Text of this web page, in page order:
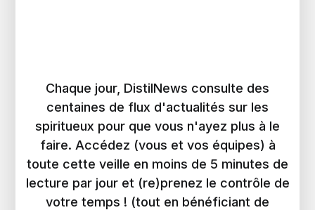
Chaque jour, DistilNews consulte des
centaines de flux d'actualités sur les
spiritueux pour que vous n'ayez plus à le
faire. Accédez (vous et vos équipes) à
toute cette veille en moins de 5 minutes de
lecture par jour et (re)prenez le contrôle de
votre temps ! (tout en bénéficiant de